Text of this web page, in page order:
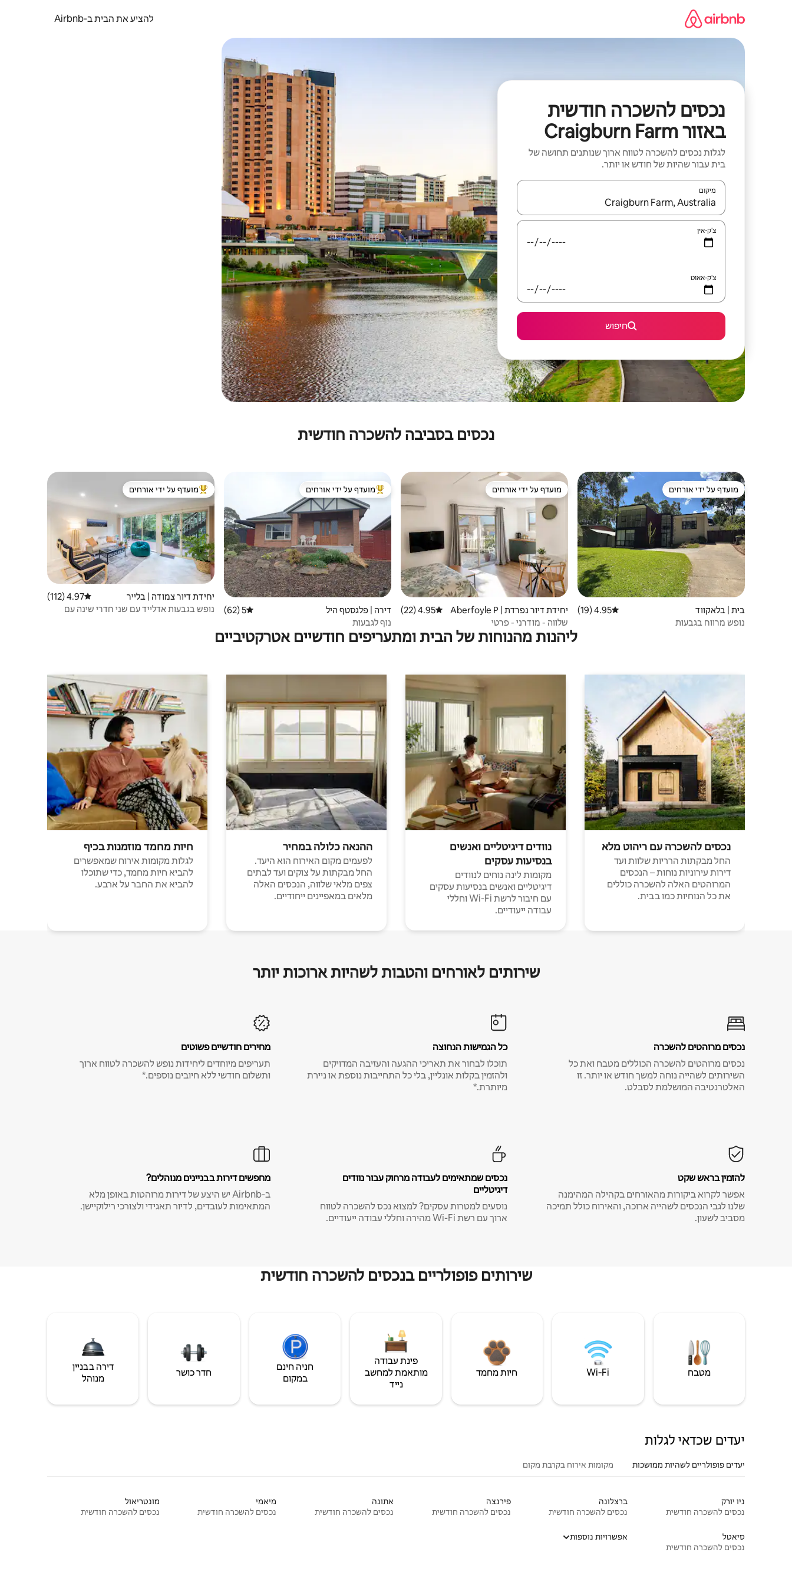
להציע את הבית ב-Airbnb
נכסים להשכרה חודשית
באזור Craigburn Farm
לגלות נכסים להשכרה לטווח ארוך שנותנים תחושה של
בית עבור שהיות של חודש או יותר.
מיקום
כאשר התוצאות יהיו זמינות, יש לנווט עם מקשי החיצים למעלה ולמטה או לעיין בעזרת תנועות מגע או החלקה.
צ'ק-אין
צ'ק-אאוט
חיפוש
נכסים בסביבה להשכרה חודשית
מועדף על ידי אורחים
מועדף על ידי אורחים
בית | בלאקווד דירוג ממוצע של 4.95 מתוך 5, 19 ביקורות
4.95 (19)
נופש מרווח בגבעות
מועדף על ידי אורחים
מועדף על ידי אורחים
יחידת דיור נפרדת | Aberfoyle P
ark
דירוג ממוצע של 4.95 מתוך 5, 22 ביקורות
4.95 (22)
שלווה - מודרני - פרטי
מוביל בקרב נכסים מועדפים על ידי אורחים
מועדף על ידי אורחים
דירה | פלגסטף היל דירוג ממוצע של 5 מתוך 5, 62 ביקורות
5 (62)
נוף לגבעות
מוביל בקרב נכסים מועדפים על ידי אורחים
מועדף על ידי אורחים
יחידת דיור צמודה | בלייר דירוג ממוצע של 4.97 מתוך 5, 112 ביקורות
4.97 (112)
נופש בגבעות אדלייד עם שני חדרי שינה עם
ליהנות מהנוחות של הבית ומתעריפים חודשיים אטרקטיביים
נכסים להשכרה עם ריהוט מלא
החל מבקתות הרריות שלוות ועד
דירות עירוניות נוחות – הנכסים
המרוהטים האלה להשכרה כוללים
את כל הנוחיות כמו בבית.
נוודים דיגיטליים ואנשים
בנסיעות עסקים
מקומות לינה נוחים לנוודים
דיגיטליים ואנשים בנסיעות עסקים
עם חיבור לרשת Wi-Fi וחללי
עבודה ייעודיים.
ההנאה כלולה במחיר
לפעמים מקום האירוח הוא היעד.
החל מבקתות על צוקים ועד לבתים
צפים מלאי שלווה, הנכסים האלה
מלאים במאפיינים ייחודיים.
חיות מחמד מוזמנות בכיף
לגלות מקומות אירוח שמאפשרים
להביא חיות מחמד, כדי שתוכלו
להביא את החבר על ארבע.
שירותים לאורחים והטבות לשהיות ארוכות יותר
נכסים מרוהטים להשכרה
נכסים מרוהטים להשכרה הכוללים מטבח ואת כל
השירותים לשהייה נוחה למשך חודש או יותר. זו
האלטרנטיבה המושלמת לסבלט.
כל הגמישות הנחוצה
תוכלו לבחור את תאריכי ההגעה והעזיבה המדויקים
ולהזמין בקלות אונליין, בלי כל התחייבות נוספת או ניירת
מיותרת.*
מחירים חודשיים פשוטים
תעריפים מיוחדים ליחידות נופש להשכרה לטווח ארוך
ותשלום חודשי ללא חיובים נוספים.*
להזמין בראש שקט
אפשר לקרוא ביקורות מהאורחים בקהילה המהימנה
שלנו לגבי הנכסים לשהייה ארוכה, והאירוח כולל תמיכה
מסביב לשעון.
נכסים שמתאימים לעבודה מרחוק עבור נוודים
דיגיטליים
נוסעים למטרות עסקים? למצוא נכס להשכרה לטווח
ארוך עם רשת Wi-Fi מהירה וחללי עבודה ייעודיים.
מחפשים דירות בבניינים מנוהלים?
ב-Airbnb יש היצע של דירות מרוהטות באופן מלא
המתאימות לעובדים, לדיור תאגידי ולצורכי רילוקיישן.
שירותים פופולריים בנכסים להשכרה חודשית
מטבח Wi‑Fi חיות מחמד
פינת עבודה
מותאמת למחשב
נייד
חניה חינם
במקום
חדר כושר
דירה בבניין
מנוהל
יעדים שכדאי לגלות
יעדים פופולריים לשהיות ממושכות מקומות אירוח בקרבת מקום
ניו יורק
נכסים להשכרה חודשית
ברצלונה
נכסים להשכרה חודשית
פירנצה
נכסים להשכרה חודשית
אתונה
נכסים להשכרה חודשית
מיאמי
נכסים להשכרה חודשית
מונטריאול
נכסים להשכרה חודשית
סיאטל
נכסים להשכרה חודשית
אפשרויות נוספות